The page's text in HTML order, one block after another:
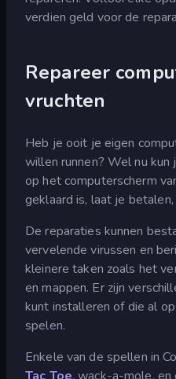
verdien geld voor de
Repareer
vruchten
Heb je ooit je eigen
willen runnen? Wel nu
op het computerscherm
geklaard is, laat je
De reparaties kunnen
vervelende virussen en
kleinere taken zoals het
en mappen. Er zijn
kunt installeren of die al
spelen.
Enkele van de spellen in